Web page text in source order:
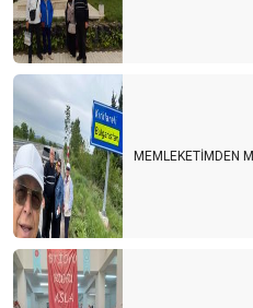
MEMLEKETİMDEN